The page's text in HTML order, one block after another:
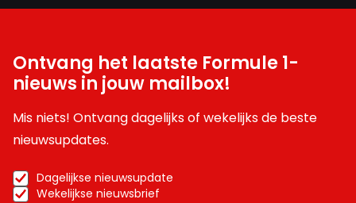
Ontvang het laatste Formule 1-
nieuws in jouw mailbox!
Mis niets! Ontvang dagelijks of wekelijks de beste
nieuwsupdates.
Dagelijkse nieuwsupdate
Wekelijkse nieuwsbrief